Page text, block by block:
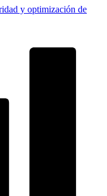
y optimización de